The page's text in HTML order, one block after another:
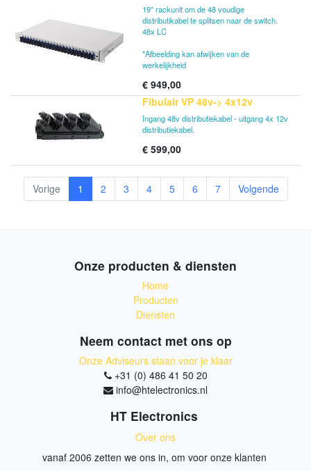
19" rackunit om de 48 voudige
distributikabel te splitsen naar de switch.
48x LC
*Afbeelding kan afwijken van de
werkelijkheid
€ 949,00
Fibulair VP 48v-> 4x12v
Ingang 48v distributiekabel - uitgang 4x 12v
distributiekabel.
€ 599,00
Vorige 1 2 3 4 5 6 7 Volgende
Onze producten & diensten
Home
Producten
Diensten
Neem contact met ons op
Onze Adviseurs staan voor je klaar
+31 (0) 486 41 50 20
info@htelectronics.nl
HT Electronics
Over ons
vanaf 2006 zetten we ons in, om voor onze klanten